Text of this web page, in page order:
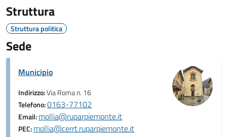
Struttura
Struttura politica
Sede
Municipio
Indirizzo:Via Roma n. 16
Telefono:0163-77102
Email:mollia@ruparpiemonte.it
PEC:mollia@cerrt.ruparpiemonte.it